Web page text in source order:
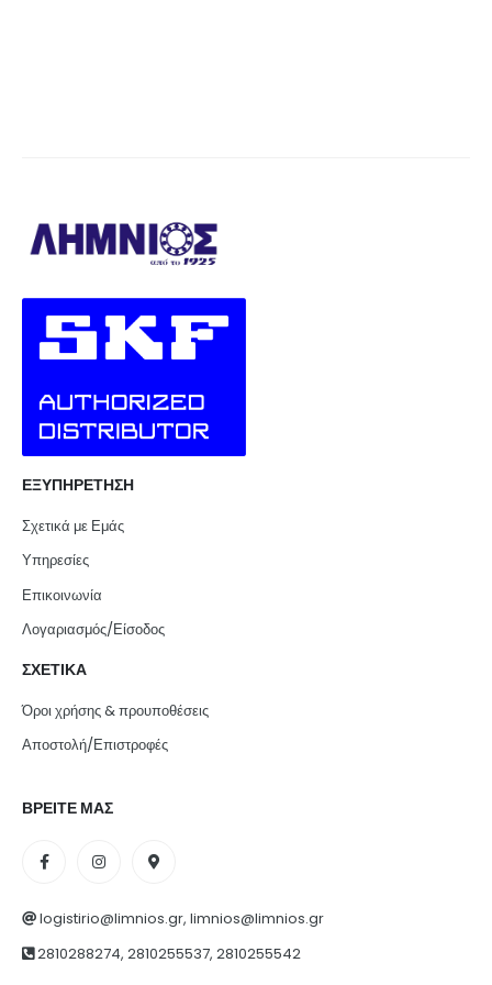
ΕΞΥΠΗΡΕΤΗΣΗ
Σχετικά με Εμάς
Υπηρεσίες
Επικοινωνία
Λογαριασμός/Είσοδος
ΣΧΕΤΙΚΑ
Όροι χρήσης & προυποθέσεις
Αποστολή/Επιστροφές
ΒΡΕΙΤΕ ΜΑΣ
logistirio@limnios.gr, limnios@limnios.gr
2810288274, 2810255537, 2810255542